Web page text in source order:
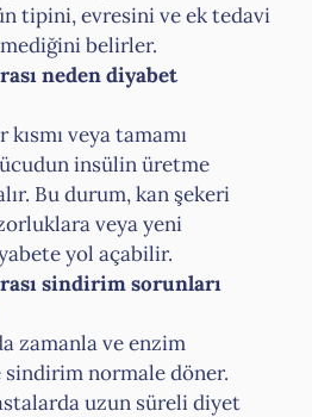
tipini, evresini ve ek tedavi
belirler.
neden diyabet
kısmı veya tamamı
insülin üretme
Bu durum, kan şekeri
veya yeni
yol açabilir.
sindirim sorunları
zamanla ve enzim
normale döner.
uzun süreli diyet